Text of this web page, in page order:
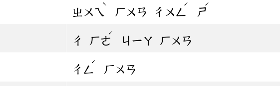
ㄓㄨㄟ
ˋ
ㄏㄨㄢ ㄔㄨㄥ
ˊ
ㄕ
ˊ
ㄔ ㄏㄜ
ˊ
ㄐㄧㄚ ㄏㄨㄢ
ㄔㄥ
ˊ
ㄏㄨㄢ